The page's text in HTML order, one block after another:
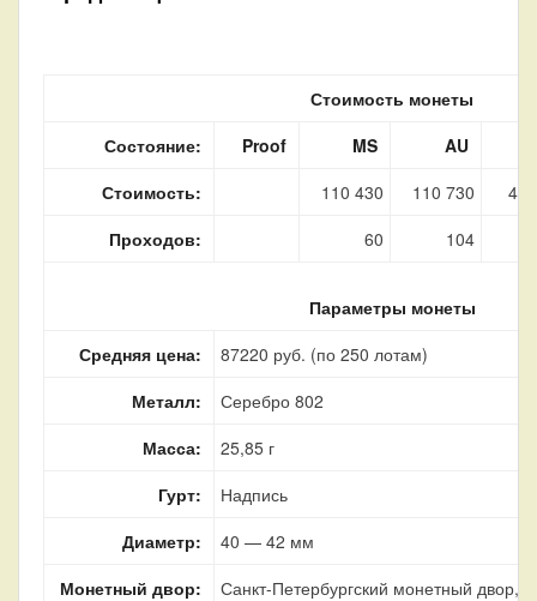
Стоимость монеты
Состояние:
Proof MS AU
Стоимость:
110 430 110 730
46
Проходов:
60 104
Параметры монеты
Средняя цена:
87220 руб. (по 250 лотам)
Металл:
Серебро 802
Масса:
25,85 г
Гурт:
Надпись
Диаметр:
40 — 42 мм
Монетный двор:
Санкт-Петербургский монетный двор,